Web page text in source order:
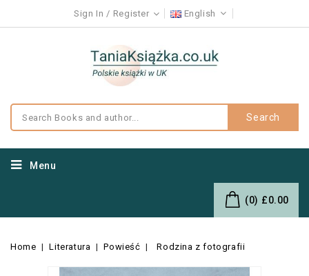
Sign In Register English
Search
Menu
(0) £0.00
Home Literatura Powieść Rodzina z fotografii